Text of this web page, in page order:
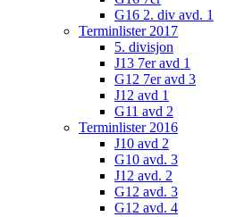
G16 2. div avd. 1
Terminlister 2017
5. divisjon
J13 7er avd 1
G12 7er avd 3
J12 avd 1
G11 avd 2
Terminlister 2016
J10 avd 2
G10 avd. 3
J12 avd. 2
G12 avd. 3
G12 avd. 4